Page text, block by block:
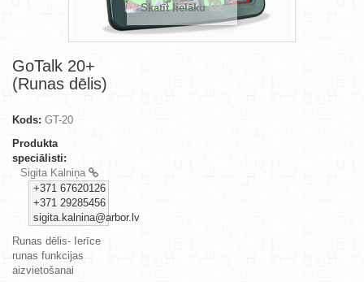
Skatīt lielāku
GoTalk 20+
(Runas dēlis)
Kods: GT-20
Produkta
speciālisti:
Sigita Kalniņa
+371 67620126
+371 29285456
sigita.kalnina@arbor.lv
Runas dēlis- Ierīce
runas funkcijas
aizvietošanai